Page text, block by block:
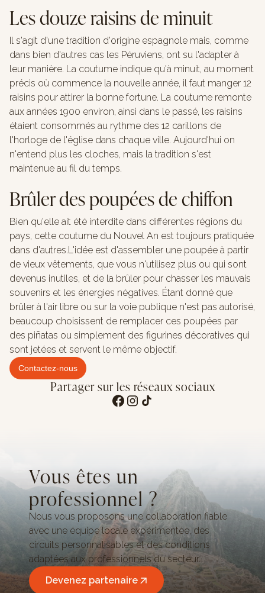
Les douze raisins de minuit
Il s'agit d'une tradition d'origine espagnole mais, comme
dans bien d'autres cas les Péruviens, ont su l'adapter à
leur manière. La coutume indique qu'à minuit, au moment
précis où commence la nouvelle année, il faut manger 12
raisins pour attirer la bonne fortune. La coutume remonte
aux années 1900 environ, ainsi dans le passé, les raisins
étaient consommés au rythme des 12 carillons de
l'horloge de l'église dans chaque ville. Aujourd'hui on
n'entend plus les cloches, mais la tradition s'est
maintenue au fil du temps.
Brûler des poupées de chiffon
Bien qu'elle ait été interdite dans différentes régions du
pays, cette coutume du Nouvel An est toujours pratiquée
dans d'autres.L'idée est d'assembler une poupée à partir
de vieux vêtements, que vous n'utilisez plus ou qui sont
devenus inutiles, et de la brûler pour chasser les mauvais
souvenirs et les énergies négatives. Étant donné que
brûler à l'air libre ou sur la voie publique n'est pas autorisé,
beaucoup choisissent de remplacer ces poupées par
des piñatas ou simplement des figurines décoratives qui
sont jetées et servent le même objectif.
Contactez-nous
Partager sur les réseaux sociaux
Vous êtes un
professionnel ?
Nous vous proposons une collaboration fiable
avec une équipe locale expérimentée, des
circuits personnalisables et des conditions
adaptées aux professionnels du secteur.
Devenez partenaire